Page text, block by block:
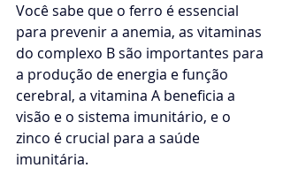
Você sabe que o ferro é essencial
para prevenir a anemia, as vitaminas
do complexo B são importantes para
a produção de energia e função
cerebral, a vitamina A beneficia a
visão e o sistema imunitário, e o
zinco é crucial para a saúde
imunitária.